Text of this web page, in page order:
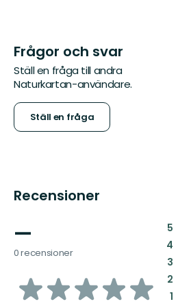
Frågor och svar
Ställ en fråga till andra
Naturkartan-användare.
Ställ en fråga
Recensioner
—
0 recensioner
av
5:
4:
3:
2:
1: